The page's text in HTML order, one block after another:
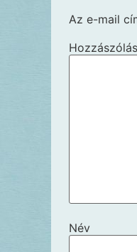
Az e-mail
Hozzászólás
Név